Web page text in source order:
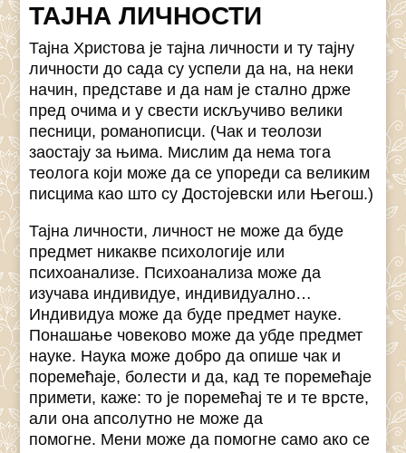
ТАЈНА ЛИЧНОСТИ
Тајна Христова је тајна личности и ту тајну
личности до сада су успели да на, на неки
начин, представе и да нам је стално држе
пред очима и у свести искључиво велики
песници, романописци. (Чак и теолози
заостају за њима. Мислим да нема тога
теолога који може да се упореди са великим
писцима као што су Достојевски или Његош.)
Тајна личности, личност не може да буде
предмет никакве психологије или
психоанализе. Психоанализа може да
изучава индивидуе, индивидуално…
Индивидуа може да буде предмет науке.
Понашање човеково може да убде предмет
науке. Наука може добро да опише чак и
поремећаје, болести и да, кад те поремећаје
примети, каже: то је поремећај те и те врсте,
али она апсолутно не може да
помогне. Мени може да помогне само ако се